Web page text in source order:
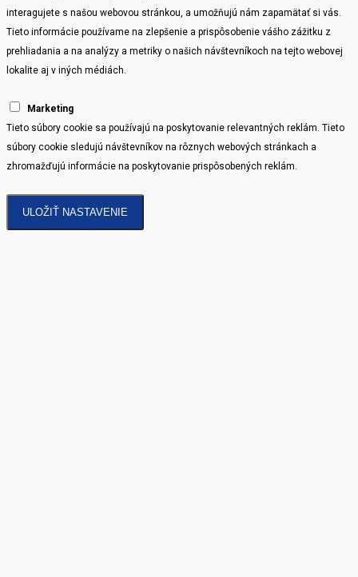
interagujete s našou webovou stránkou, a umožňujú nám zapamätať si vás.
Tieto informácie používame na zlepšenie a prispôsobenie vášho zážitku z
prehliadania a na analýzy a metriky o našich návštevníkoch na tejto webovej
lokalite aj v iných médiách.
Marketing
Tieto súbory cookie sa používajú na poskytovanie relevantných reklám. Tieto
súbory cookie sledujú návštevníkov na rôznych webových stránkach a
zhromažďujú informácie na poskytovanie prispôsobených reklám.
ULOŽIŤ NASTAVENIE